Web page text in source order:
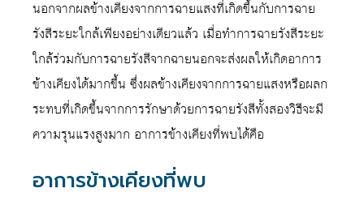
นอกจากผลข้างเคียงจากการฉายแสงที่เกิดขึ้นกับการฉาย
รังสีระยะใกล้เพียงอย่างเดียวแล้ว เมื่อทำการฉายรังสีระยะ
ใกล้ร่วมกับการฉายรังสีจากฉายนอกจะส่งผลให้เกิดอาการ
ข้างเคียงได้มากขึ้น ซึ่งผลข้างเคียงจากการฉายแสงหรือผลก
ระทบที่เกิดขึ้นจากการรักษาด้วยการฉายรังสีทั้งสองวิธีจะมี
ความรุนแรงสูงมาก อาการข้างเคียงที่พบได้คือ
อาการข้างเคียงที่พบ